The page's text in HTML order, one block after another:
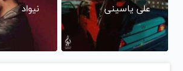
علی یاسینی نیواد